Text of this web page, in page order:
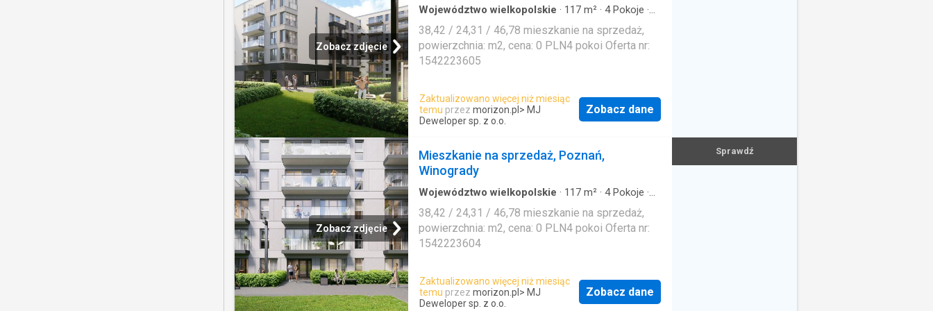
Zobacz zdjęcie
Województwo wielkopolskie · 117 m² · 4Pokoje ·
38,42 / 24,31 / 46,78 mieszkanie na sprzedaż,
powierzchnia: m2, cena: 0 PLN4 pokoi Oferta nr:
1542223605
Zaktualizowano więcej niż miesiąc
temu przez morizon.pl > MJ
Deweloper sp. z o.o.
Zobacz dane
Zobacz zdjęcie
Mieszkanie na sprzedaż, Poznań,
Winogrady
Województwo wielkopolskie · 117 m² · 4Pokoje ·
38,42 / 24,31 / 46,78 mieszkanie na sprzedaż,
powierzchnia: m2, cena: 0 PLN4 pokoi Oferta nr:
1542223604
Zaktualizowano więcej niż miesiąc
temu przez morizon.pl > MJ
Deweloper sp. z o.o.
Zobacz dane
Sprawdź